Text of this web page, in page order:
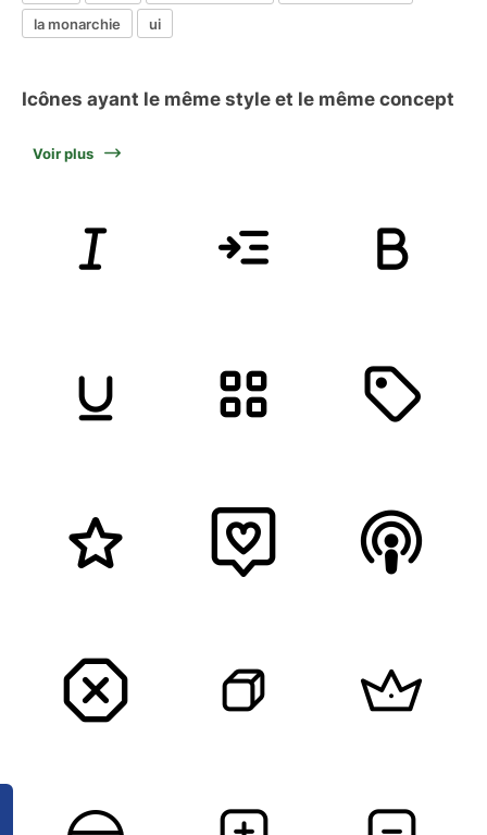
la monarchie
ui
Icônes ayant le même style et le même concept
Voir plus